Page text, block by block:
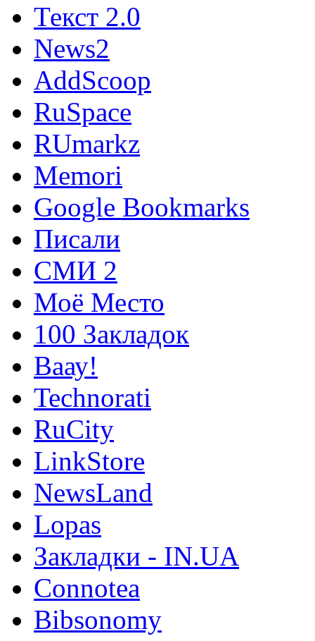
Текст 2.0
News2
AddScoop
RuSpace
RUmarkz
Memori
Google Bookmarks
Писали
СМИ 2
Моё Место
100 Закладок
Ваау!
Technorati
RuCity
LinkStore
NewsLand
Lopas
Закладки - IN.UA
Connotea
Bibsonomy